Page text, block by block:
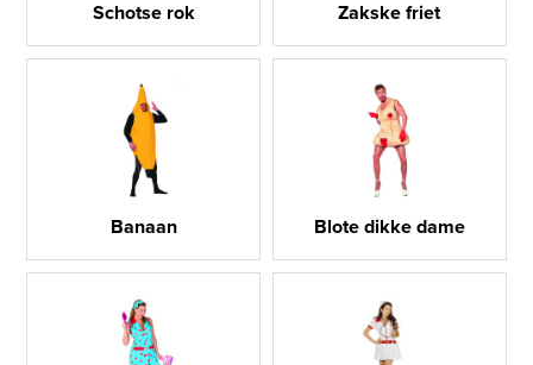
Schotse rok Zakske friet
Banaan Blote dikke dame